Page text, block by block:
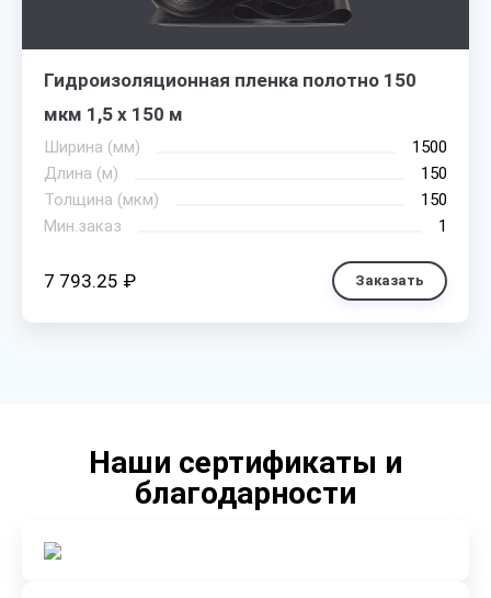
Гидроизоляционная пленка полотно 150
мкм 1,5 х 150 м
Ширина (мм)
1500
Длина (м)
150
Толщина (мкм)
150
Мин.заказ
1
7 793.25 ₽ Заказать
Наши сертификаты и
благодарности